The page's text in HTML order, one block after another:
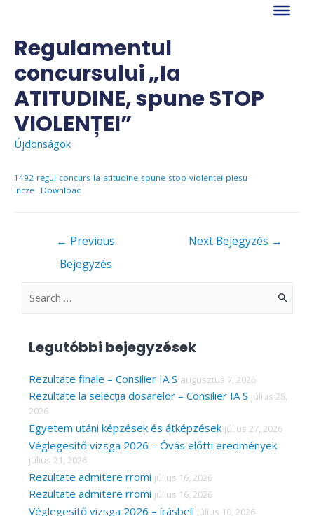
contentRegulamentul
concursului „Ia
ATITUDINE, spune STOP
VIOLENȚEI”
Újdonságok
1492-regul-concurs-Ia-atitudine-spune-stop-violentei-plesu-
incze
Download
← Previous
Bejegyzés
Next Bejegyzés →
S
c
h
f
r
:
Legutóbbi bejegyzések
Rezultate finale – Consilier IA S augusztus 7, 2026
Rezultate la selecția dosarelor – Consilier IA S július 28,
2026
Egyetem utáni képzések és átképzések július 27, 2026
Véglegesítő vizsga 2026 – Óvás előtti eredmények
július 21, 2026
Rezultate admitere rromi július 16, 2026
Rezultate admitere rromi július 16, 2026
Véglegesítő vizsga 2026 – írásbeli július 10, 2026